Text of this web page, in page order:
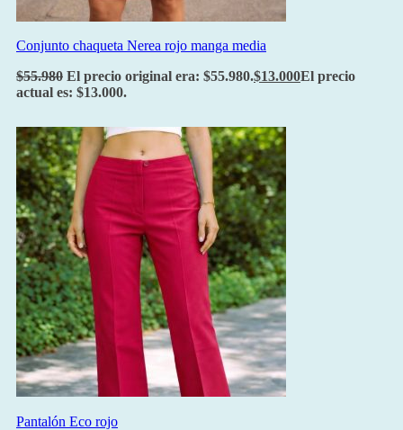
Conjunto chaqueta Nerea rojo manga media
$55.980 El precio original era: $55.980.$13.000El precio
actual es: $13.000.
Pantalón Eco rojo